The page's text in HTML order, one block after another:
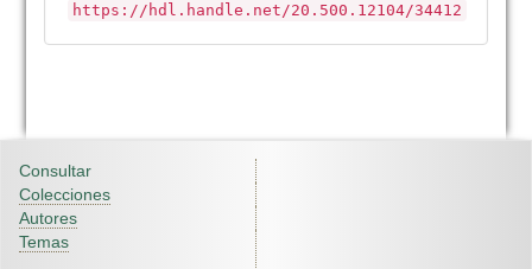
https://hdl.handle.net/20.500.12104/34412
Consultar
Colecciones
Autores
Temas